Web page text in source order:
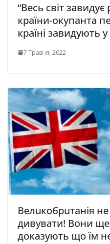
“Весь світ завидує
країни-окупанта
країні завидують
7 Травня, 2022
Велuкобрuтанія
дивувати! Вони
доказують що їм